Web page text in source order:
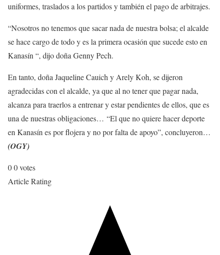
uniformes, traslados a los partidos y también el pago de arbitrajes.
“Nosotros no tenemos que sacar nada de nuestra bolsa; el alcalde
se hace cargo de todo y es la primera ocasión que sucede esto en
Kanasín “, dijo doña Genny Pech.
En tanto, doña Jaqueline Cauich y Arely Koh, se dijeron
agradecidas con el alcalde, ya que al no tener que pagar nada,
alcanza para traerlos a entrenar y estar pendientes de ellos, que es
una de nuestras obligaciones… “El que no quiere hacer deporte
en Kanasín es por flojera y no por falta de apoyo”, concluyeron…
(OGY)
00votes
Article Rating